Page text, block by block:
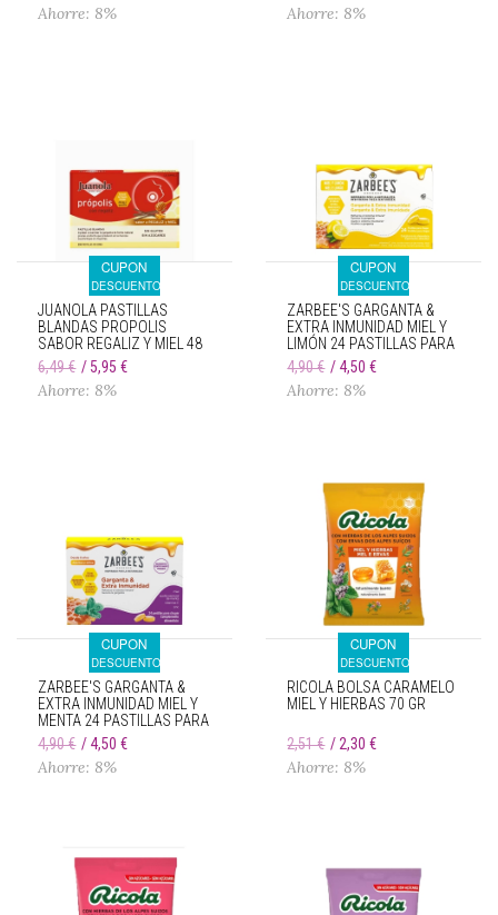
Ahorre: 8% Ahorre: 8%
CUPON
DESCUENTO
JUANOLA PASTILLAS
BLANDAS PROPOLIS
SABOR REGALIZ Y MIEL 48
GR
6,49 € 5,95 €
Ahorre: 8%
CUPON
DESCUENTO
ZARBEE'S GARGANTA &
EXTRA INMUNIDAD MIEL Y
LIMÓN 24 PASTILLAS PARA
CHUPAR
4,90 € 4,50 €
Ahorre: 8%
CUPON
DESCUENTO
ZARBEE'S GARGANTA &
EXTRA INMUNIDAD MIEL Y
MENTA 24 PASTILLAS PARA
CHUPAR
4,90 € 4,50 €
Ahorre: 8%
CUPON
DESCUENTO
RICOLA BOLSA CARAMELO
MIEL Y HIERBAS 70 GR
2,51 € 2,30 €
Ahorre: 8%